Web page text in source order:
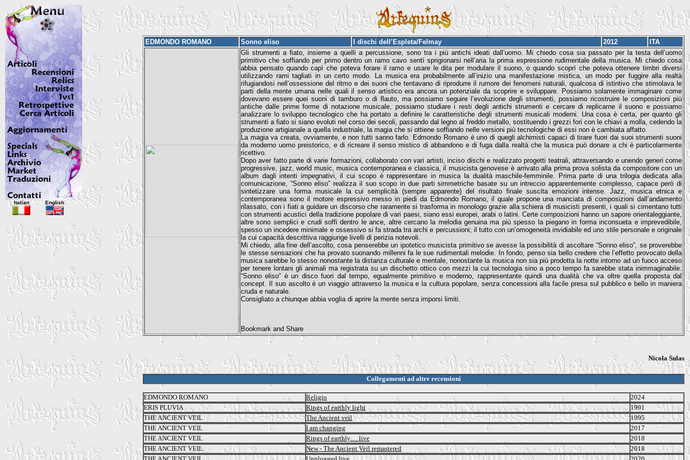
EDMONDO ROMANO Sonno eliso I dischi dell’Espleta/Felmay 2012
ITA
Gli strumenti a fiato, insieme a quelli a percussione, sono tra i più antichi ideati dall’uomo. Mi chiedo cosa sia passato per la testa dell’uomo
primitivo che soffiando per primo dentro un ramo cavo sentì sprigionarsi nell’aria la prima espressione rudimentale della musica. Mi chiedo cosa
abbia pensato quando capì che poteva forare il ramo e usare le dita per modulare il suono, o quando scoprì che poteva ottenere timbri diversi
utilizzando rami tagliati in un certo modo. La musica era probabilmente all’inizio una manifestazione mistica, un modo per fuggire alla realtà
rifugiandosi nell’ossessione del ritmo e dei suoni che tentavano di riprodurre il rumore dei fenomeni naturali, qualcosa di istintivo che stimolava le
parti della mente umana nelle quali il senso artistico era ancora un potenziale da scoprire e sviluppare. Possiamo solamente immaginare come
dovevano essere quei suoni di tamburo o di flauto, ma possiamo seguire l’evoluzione degli strumenti, possiamo ricostruire le composizioni più
antiche dalle prime forme di notazione musicale, possiamo studiare i resti degli antichi strumenti e cercare di replicarne il suono e possiamo
analizzare lo sviluppo tecnologico che ha portato a definire le caratteristiche degli strumenti musicali moderni. Una cosa è certa, per quanto gli
strumenti a fiato si siano evoluti nel corso dei secoli, passando dal legno al freddo metallo, sostituendo i grezzi fori con le chiavi a molla, cedendo la
produzione artigianale a quella industriale, la magia che si ottiene soffiando nelle versioni più tecnologiche di essi non è cambiata affatto.
La magia va creata, ovviamente, e non tutti sanno farlo. Edmondo Romano è uno di quegli alchimisti capaci di tirare fuori dai suoi strumenti suoni
da moderno uomo preistorico, e di ricreare il senso mistico di abbandono e di fuga dalla realtà che la musica può donare a chi è particolarmente
ricettivo.
Dopo aver fatto parte di varie formazioni, collaborato con vari artisti, inciso dischi e realizzato progetti teatrali, attraversando e unendo generi come
progressive, jazz, world music, musica contemporanea e classica, il musicista genovese è arrivato alla prima prova solista da compositore con un
album dagli intenti impegnativi, il cui scopo è rappresentare in musica la dualità maschile-femminile. Prima parte di una trilogia dedicata alla
comunicazione, “Sonno eliso” realizza il suo scopo in due parti simmetriche basate su un intreccio apparentemente complesso, capace però di
sintetizzare una forma musicale la cui semplicità (sempre apparente) del risultato finale suscita emozioni intense. Jazz, musica etnica e
contemporanea sono il motore espressivo messo in piedi da Edmondo Romano, il quale propone una manciata di composizioni dall’andamento
rilassato, con i fiati a guidare un discorso che raramente si trasforma in monologo grazie alla schiera di musicisti presenti, i quali si cimentano tutti
con strumenti acustici della tradizione popolare di vari paesi, siano essi europei, arabi o latini. Certe composizioni hanno un sapore orientaleggiante,
altre sono semplici e crudi soffi dentro le ance, altre cercano la melodia genuina ma più spesso la piegano in forma inconsueta e imprevedibile,
spesso un incedere minimale e ossessivo si fa strada tra archi e percussioni; il tutto con un’omogeneità invidiabile ed uno stile personale e originale
la cui capacità descrittiva raggiunge livelli di perizia notevoli.
Mi chiedo, alla fine dell’ascolto, cosa penserebbe un ipotetico musicista primitivo se avesse la possibilità di ascoltare “Sonno eliso”, se proverebbe
le stesse sensazioni che ha provato suonando millenni fa le sue rudimentali melodie. In fondo, penso sia bello credere che l’effetto provocato della
musica sarebbe lo stesso nonostante la distanza culturale e mentale, nonostante la musica non sia più prodotta la notte intorno ad un fuoco acceso
per tenere lontani gli animali ma registrata su un dischetto ottico con mezzi la cui tecnologia sino a poco tempo fa sarebbe stata inimmaginabile.
“Sonno eliso” è un disco fuori dal tempo, egualmente primitivo e moderno, rappresentante quindi una dualità che va oltre quella proposta dal
concept. Il suo ascolto è un viaggio attraverso la musica e la cultura popolare, senza concessioni alla facile presa sul pubblico e bello in maniera
cruda e naturale.
Consigliato a chiunque abbia voglia di aprire la mente senza imporsi limiti.
Nicola Sulas
Collegamenti ad altre recensioni
EDMONDO ROMANO Religio
2024
ERIS PLUVIA
Rings of earthly light
1991
THE ANCIENT VEIL
The Ancient veil
1995
THE ANCIENT VEIL
I am changing
2017
THE ANCIENT VEIL
Rings of earthly… live
2018
THE ANCIENT VEIL
New - The Ancient Veil remastered
2018
Italian English